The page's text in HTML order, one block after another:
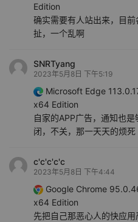
Edition
确实需要有人站出来，目
扯，一个乱啊
SNRTyang
2023年5月8日 下午5:19
Microsoft Edge
x64 Edition
自家的APP广告，通知也
闭，不关，那一天天的烦死
c'c'c'c'c
2023年5月8日 下午4:44
Google Chrome
x64 Edition
先把自己那恶心人的快应